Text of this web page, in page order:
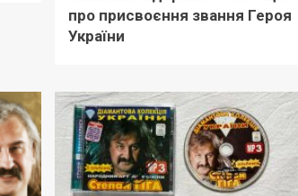
про присвоєння звання Героя
України